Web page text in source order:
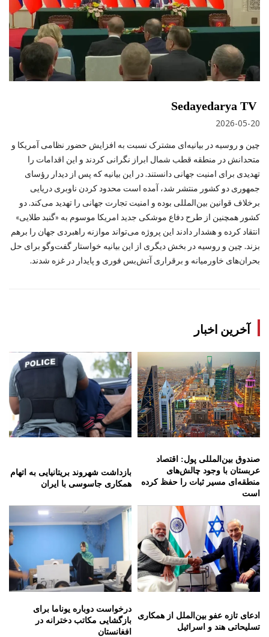
Sedayedarya TV
2026-05-20
چین و روسیه در بیانیه‌ای مشترک نسبت به افزایش حضور نظامی آمریکا و
متحدانش در منطقه قطب شمال ابراز نگرانی کردند و این اقدامات را
تهدیدی برای امنیت جهانی دانستند. در این بیانیه که پس از دیدار رؤسای
جمهوری دو کشور منتشر شد، آمده است محدود کردن ناوبری دریایی
برخلاف قوانین بین‌المللی بوده و امنیت تجارت جهانی را تهدید می‌کند. دو
کشور همچنین از طرح دفاع موشکی جدید امریکا موسوم به «گنبد طلایی»
انتقاد کرده و هشدار دادند این پروژه می‌تواند موازنه راهبردی جهان را برهم
بزند. چین و روسیه در بخش دیگری از این بیانیه خواستار گفت‌وگو برای حل
بحران‌های خاورمیانه و برقراری آتش‌بس فوری و پایدار در غزه شدند.
آخرین اخبار
صندوق بین‌المللی پول: اقتصاد
عربستان با وجود چالش‌های
منطقه‌ای مسیر ثبات را حفظ کرده
است
بازداشت شهروند بریتانیایی به اتهام
همکاری جاسوسی با ایران
ادعای تازه عفو بین‌الملل از همکاری
تسلیحاتی هند و اسرائیل
درخواست دوباره یوناما برای
بازگشایی مکاتب دخترانه در
افغانستان